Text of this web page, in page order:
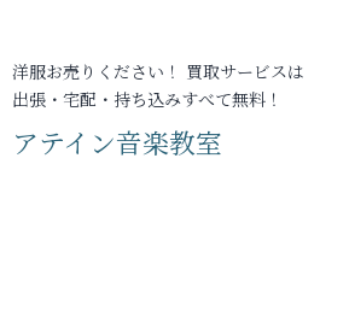
洋服お売りください！ 買取サービスは
出張・宅配・持ち込みすべて無料！
アテイン音楽教室